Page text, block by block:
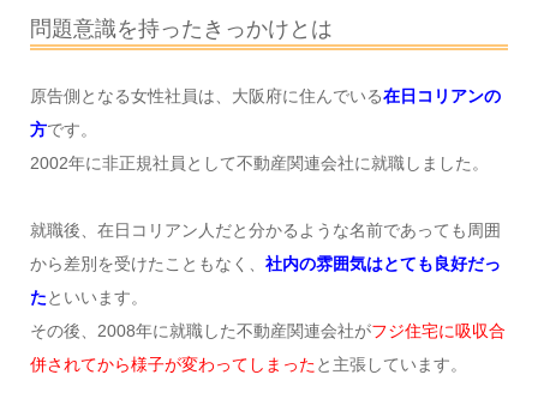
問題意識を持ったきっかけとは
原告側となる女性社員は、大阪府に住んでいる在日コリアンの
方です。
2002年に非正規社員として不動産関連会社に就職しました。
就職後、在日コリアン人だと分かるような名前であっても周囲
から差別を受けたこともなく、 社内の雰囲気はとても良好だっ
たといいます。
その後、2008年に就職した不動産関連会社がフジ住宅に吸収合
併されてから様子が変わってしまったと主張しています。